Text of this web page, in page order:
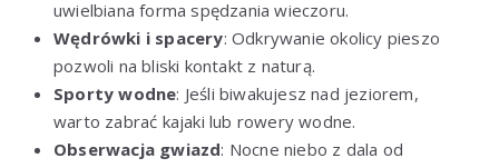
uwielbiana forma spędzania wieczoru.
Wędrówki i spacery: Odkrywanie okolicy pieszo
pozwoli na bliski kontakt z naturą.
Sporty wodne: Jeśli biwakujesz nad jeziorem,
warto zabrać kajaki lub rowery wodne.
Obserwacja gwiazd: Nocne niebo z dala od